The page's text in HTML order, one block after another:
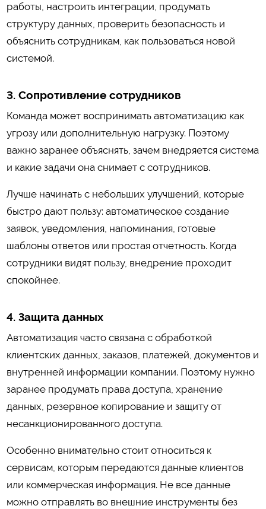
работы, настроить интеграции, продумать
структуру данных, проверить безопасность и
объяснить сотрудникам, как пользоваться новой
системой.
3. Сопротивление сотрудников
Команда может воспринимать автоматизацию как
угрозу или дополнительную нагрузку. Поэтому
важно заранее объяснять, зачем внедряется система
и какие задачи она снимает с сотрудников.
Лучше начинать с небольших улучшений, которые
быстро дают пользу: автоматическое создание
заявок, уведомления, напоминания, готовые
шаблоны ответов или простая отчетность. Когда
сотрудники видят пользу, внедрение проходит
спокойнее.
4. Защита данных
Автоматизация часто связана с обработкой
клиентских данных, заказов, платежей, документов и
внутренней информации компании. Поэтому нужно
заранее продумать права доступа, хранение
данных, резервное копирование и защиту от
несанкционированного доступа.
Особенно внимательно стоит относиться к
сервисам, которым передаются данные клиентов
или коммерческая информация. Не все данные
можно отправлять во внешние инструменты без